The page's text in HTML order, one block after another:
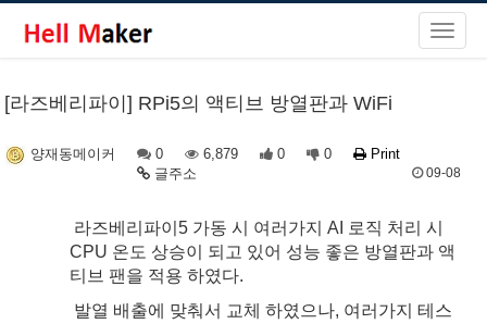
[라즈베리파이] RPi5의 액티브 방열판과 WiFi
양재동메이커 0 6,879 0 0
Print
글주소
09-08
라즈베리파이5 가동 시 여러가지 AI 로직 처리 시
CPU 온도 상승이 되고 있어 성능 좋은 방열판과 액
티브 팬을 적용 하였다.
발열 배출에 맞춰서 교체 하였으나, 여러가지 테스